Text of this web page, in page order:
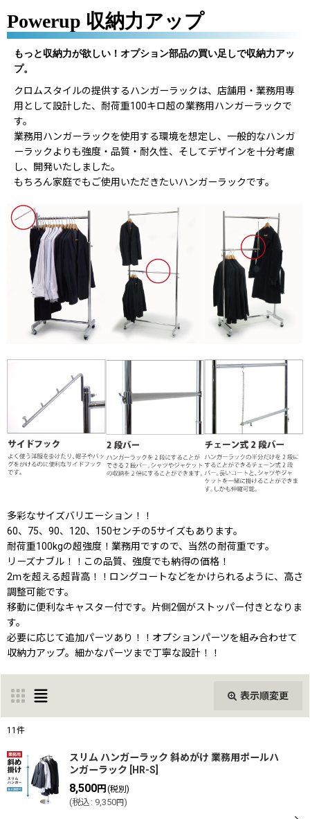
Powerup 収納力アップ
もっと収納力が欲しい！オプション部品の買い足しで収納力アッ
プ。
クロムスタイルの提供するハンガーラックは、店舗用・業務用専
用として設計した、耐荷重100キロ超の業務用ハンガーラックで
す。
業務用ハンガーラックを使用する環境を想定し、一般的なハンガ
ーラックよりも強度・品質・耐久性、そしてデザインを十分考慮
し、開発いたしました。
もちろん家庭でもご使用いただきたいハンガーラックです。
多彩なサイズバリエーション！！
60、75、90、120、150センチの5サイズもあります。
耐荷重100kgの超強度！業務用ですので、当然の耐荷重です。
リーズナブル！！この品質、強度でも納得の価格！
2ｍを超える超背高！！ロングコートなどをかけられるように、高さ
調整可能です。
移動に便利なキャスター付です。片側2個がストッパー付きとなりま
す。
必要に応じて追加パーツあり！！オプションパーツを組み合わせて
収納力アップ。細かなパーツまで丁寧な設計！！
表示順変更
表示数
並び順:
11 件
スリム ハンガーラック 斜めがけ 業務用ポールハ
ンガーラック [HR-S]
8,500円(税別)
(税込 : 9,350円)